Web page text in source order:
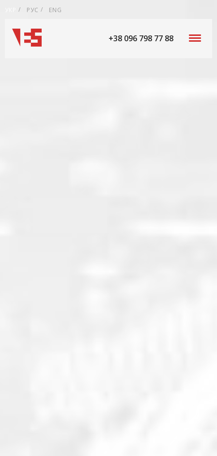
РУС ENG
+38 096 798 77 88